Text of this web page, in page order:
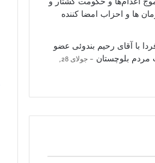
ها و احزاب امضا کننده
با آقای رحیم بندوئی عضو
بلوچستان
جولای 28,